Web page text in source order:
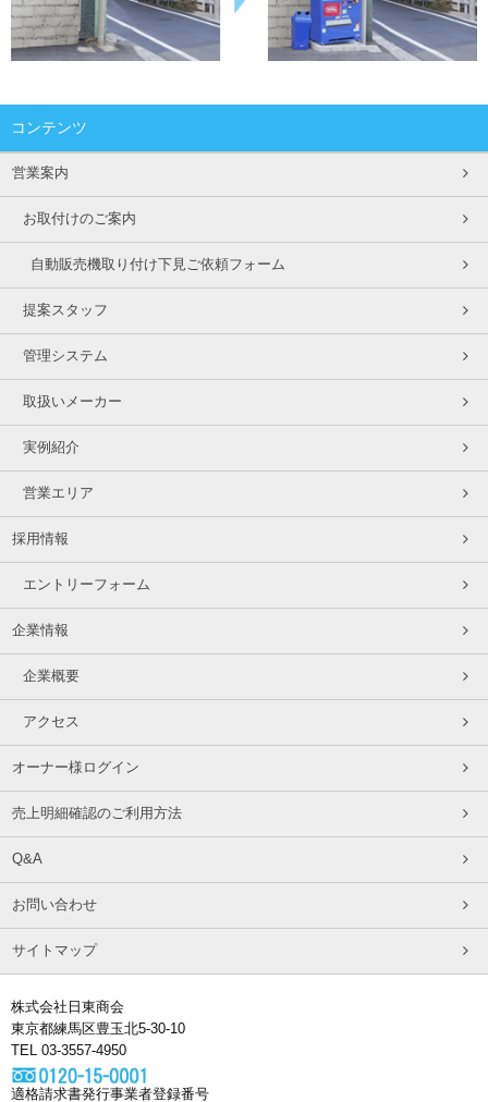
コンテンツ
営業案内
お取付けのご案内
自動販売機取り付け下見ご依頼フォーム
提案スタッフ
管理システム
取扱いメーカー
実例紹介
営業エリア
採用情報
エントリーフォーム
企業情報
企業概要
アクセス
オーナー様ログイン
売上明細確認のご利用方法
Q&A
お問い合わせ
サイトマップ
株式会社日東商会
東京都練馬区豊玉北5-30-10
TEL 03-3557-4950
適格請求書発行事業者登録番号